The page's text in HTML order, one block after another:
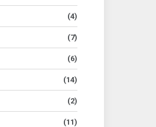
(4)
(7)
(6)
(14)
(2)
(11)